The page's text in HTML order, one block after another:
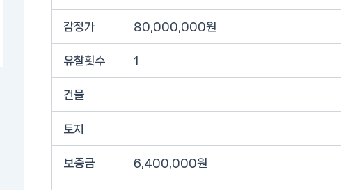
감정가 80,000,000원
유찰횟수 1
건물
토지
보증금 6,400,000원